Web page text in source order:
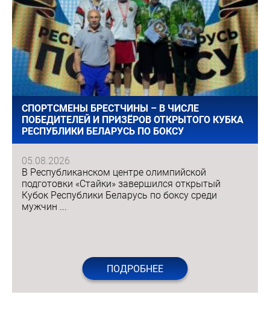
СПОРТСМЕНЫ БРЕСТЧИНЫ – В ЧИСЛЕ
ПОБЕДИТЕЛЕЙ И ПРИЗЁРОВ ОТКРЫТОГО КУБКА
РЕСПУБЛИКИ БЕЛАРУСЬ ПО БОКСУ
05.08.2026
В Республиканском центре олимпийской
подготовки «Стайки» завершился открытый
Кубок Республики Беларусь по боксу среди
мужчин ...
ПОДРОБНЕЕ